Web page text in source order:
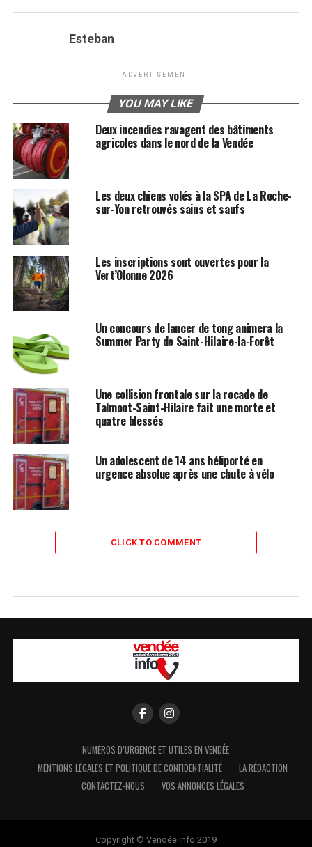
Esteban
ADVERTISEMENT
YOU MAY LIKE
Deux incendies ravagent des bâtiments
agricoles dans le nord de la Vendée
Les deux chiens volés à la SPA de La Roche-
sur-Yon retrouvés sains et saufs
Les inscriptions sont ouvertes pour la
Vert’Olonne 2026
Un concours de lancer de tong animera la
Summer Party de Saint-Hilaire-la-Forêt
Une collision frontale sur la rocade de
Talmont-Saint-Hilaire fait une morte et
quatre blessés
Un adolescent de 14 ans héliporté en
urgence absolue après une chute à vélo
CLICK TO COMMENT
NUMÉROS D’URGENCE ET UTILES EN VENDÉE
MENTIONS LÉGALES ET POLITIQUE DE CONFIDENTIALITÉ
LA RÉDACTION
CONTACTEZ-NOUS
VOS ANNONCES LÉGALES
Copyright © Vendée Info 2019